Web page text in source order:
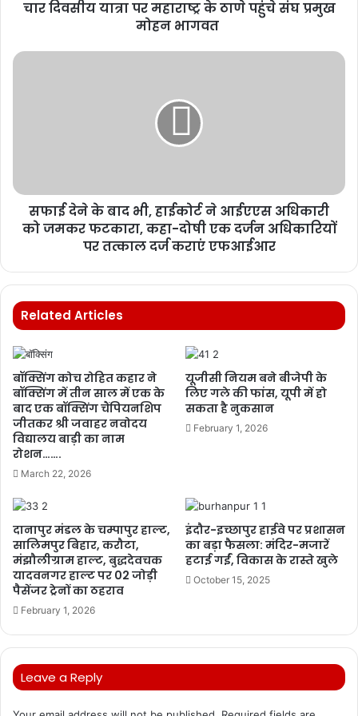
चार दिवसीय यात्रा पर महाराष्ट्र के ठाणे पहुंचे संघ प्रमुख
मोहन भागवत
सफाई देने के बाद भी, हाईकोर्ट ने आईएएस अधिकारी
को जमकर फटकारा, कहा-दोषी एक दर्जन अधिकारियों
पर तत्काल दर्ज कराएं एफआईआर
Related Articles
बॉक्सिंग कोच रोहित कहार ने
बॉक्सिंग में तीन साल में एक के
बाद एक बॉक्सिंग चैंपियनशिप
जीतकर श्री जवाहर नवोदय
विद्यालय बाड़ी का नाम
रोशन…….
March 22, 2026
यूजीसी नियम बने बीजेपी के
लिए गले की फांस, यूपी में हो
सकता है नुकसान
February 1, 2026
दानापुर मंडल के चम्पापुर हाल्ट,
सालिमपुर बिहार, करौटा,
मंझौलीग्राम हाल्ट, बुद्धदेवचक
यादवनगर हाल्ट पर 02 जोड़ी
पैसेंजर ट्रेनों का ठहराव
February 1, 2026
इंदौर-इच्छापुर हाईवे पर प्रशासन
का बड़ा फैसला: मंदिर-मजारें
हटाई गईं, विकास के रास्ते खुले
October 15, 2025
Leave a Reply